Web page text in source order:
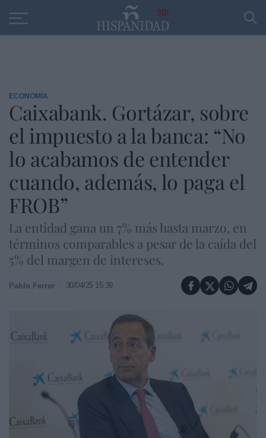
30
ECONOMÍA
Caixabank. Gortázar, sobre
el impuesto a la banca: “No
lo acabamos de entender
cuando, además, lo paga el
FROB”
La entidad gana un 7% más hasta marzo, en
términos comparables a pesar de la caída del
5% del margen de intereses.
Pablo Ferrer 30/04/25 15:39